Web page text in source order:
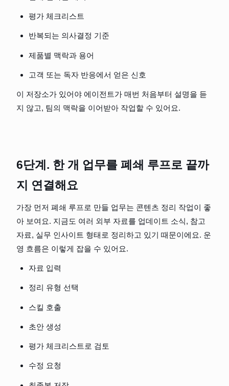
평가 체크리스트
반복되는 의사결정 기준
제품별 맥락과 용어
고객 또는 독자 반응에서 얻은 신호
이 저장소가 있어야 에이전트가 매번 처음부터 설명을 듣
지 않고, 팀의 맥락을 이어받아 작업할 수 있어요.
6단계. 한 개 업무를 폐쇄 루프로 끝까
지 연결해요
가장 먼저 폐쇄 루프로 만들 업무는 콘텐츠 정리 작업이 좋
아 보여요. 지금도 여러 외부 자료를 업데이트 소식, 참고
자료, 실무 인사이트 형태로 정리하고 있기 때문이에요. 운
영 흐름은 이렇게 잡을 수 있어요.
자료 입력
정리 유형 선택
스킬 호출
초안 생성
평가 체크리스트로 검토
수정 요청